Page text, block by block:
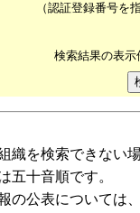
（認証登録番号を
検索結果の表示
織を検索できない
五十音順です。
の公表については